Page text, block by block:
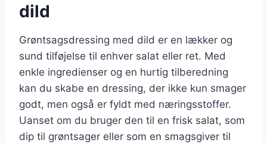
dild
Grøntsagsdressing med dild er en lækker og
sund tilføjelse til enhver salat eller ret. Med
enkle ingredienser og en hurtig tilberedning
kan du skabe en dressing, der ikke kun smager
godt, men også er fyldt med næringsstoffer.
Uanset om du bruger den til en frisk salat, som
dip til grøntsager eller som en smagsgiver til